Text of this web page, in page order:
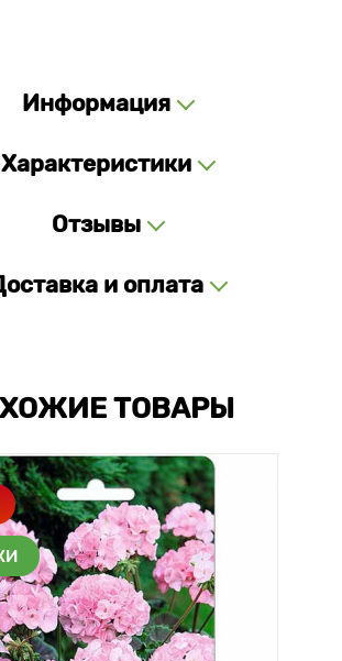
Информация
Характеристики
Отзывы
и оплата
ТОВАРЫ